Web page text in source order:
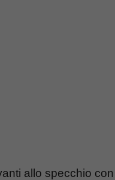
allo specchio